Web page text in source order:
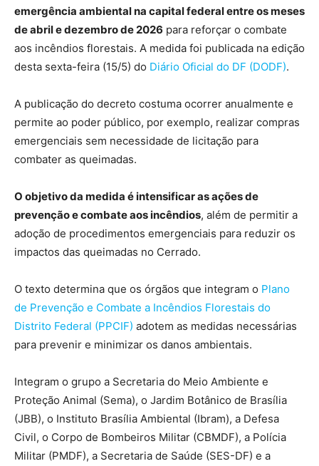
emergência ambiental na capital federal entre os meses
de abril e dezembro de 2026 para reforçar o combate
aos incêndios florestais. A medida foi publicada na edição
desta sexta-feira (15/5) do Diário Oficial do DF (DODF).
A publicação do decreto costuma ocorrer anualmente e
permite ao poder público, por exemplo, realizar compras
emergenciais sem necessidade de licitação para
combater as queimadas.
O objetivo da medida é intensificar as ações de
prevenção e combate aos incêndios, além de permitir a
adoção de procedimentos emergenciais para reduzir os
impactos das queimadas no Cerrado.
O texto determina que os órgãos que integram o Plano
de Prevenção e Combate a Incêndios Florestais do
Distrito Federal (PPCIF) adotem as medidas necessárias
para prevenir e minimizar os danos ambientais.
Integram o grupo a Secretaria do Meio Ambiente e
Proteção Animal (Sema), o Jardim Botânico de Brasília
(JBB), o Instituto Brasília Ambiental (Ibram), a Defesa
Civil, o Corpo de Bombeiros Militar (CBMDF), a Polícia
Militar (PMDF), a Secretaria de Saúde (SES-DF) e a